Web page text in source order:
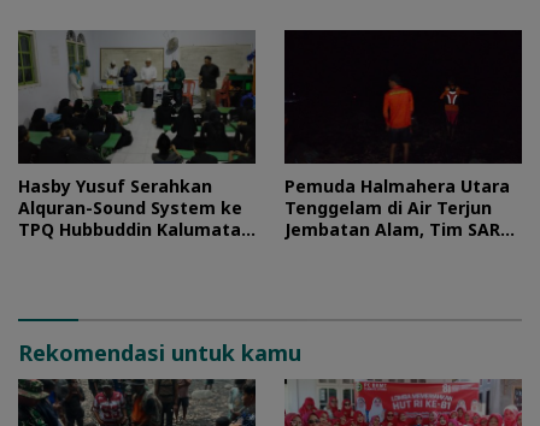
Hasby Yusuf Serahkan
Alquran-Sound System ke
TPQ Hubbuddin Kalumata
Pemuda Halmahera Utara
Tenggelam di Air Terjun
Jembatan Alam, Tim SAR
Rekomendasi untuk kamu